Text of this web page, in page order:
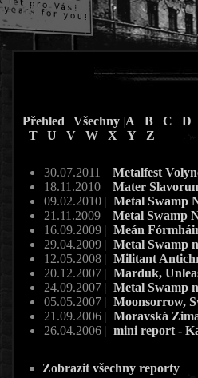
Přehled | Všechny |A B C
D
T
U V W X Y Z
30.07.2011 | Metalfest
18.11.2010 | Mater
09.02.2010 | Metal Swamp
21.11.2009 | Metal Swamp
16.09.2009 | Meán
29.04.2009 | Metal Swamp
12.05.2008 | Militant
20.12.2007 | Marduk,
24.09.2007 | Metal Swamp
05.05.2007 | Moonsorrow,
21.09.2006 | Moravská
26.04.2006 | mini report -
Zobrazit všechny reporty